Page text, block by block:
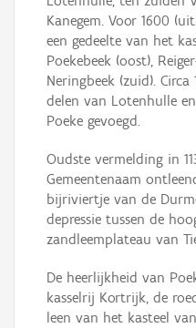
Kanegem. Voor 1600
een gedeelte van het
Poekebeek (oost),
Neringbeek (zuid).
delen van Lotenhulle
Poeke gevoegd.
Oudste vermelding in
Gemeentenaam
bijriviertje van de
depressie tussen de
zandleemplateau van
De heerlijkheid van
kasselrij Kortrijk, de
leen van het kasteel